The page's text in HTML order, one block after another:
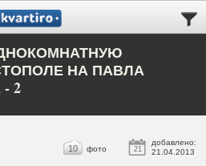
НА ПАВЛА
2
21
добавлено:
21.04.2013
10 фото